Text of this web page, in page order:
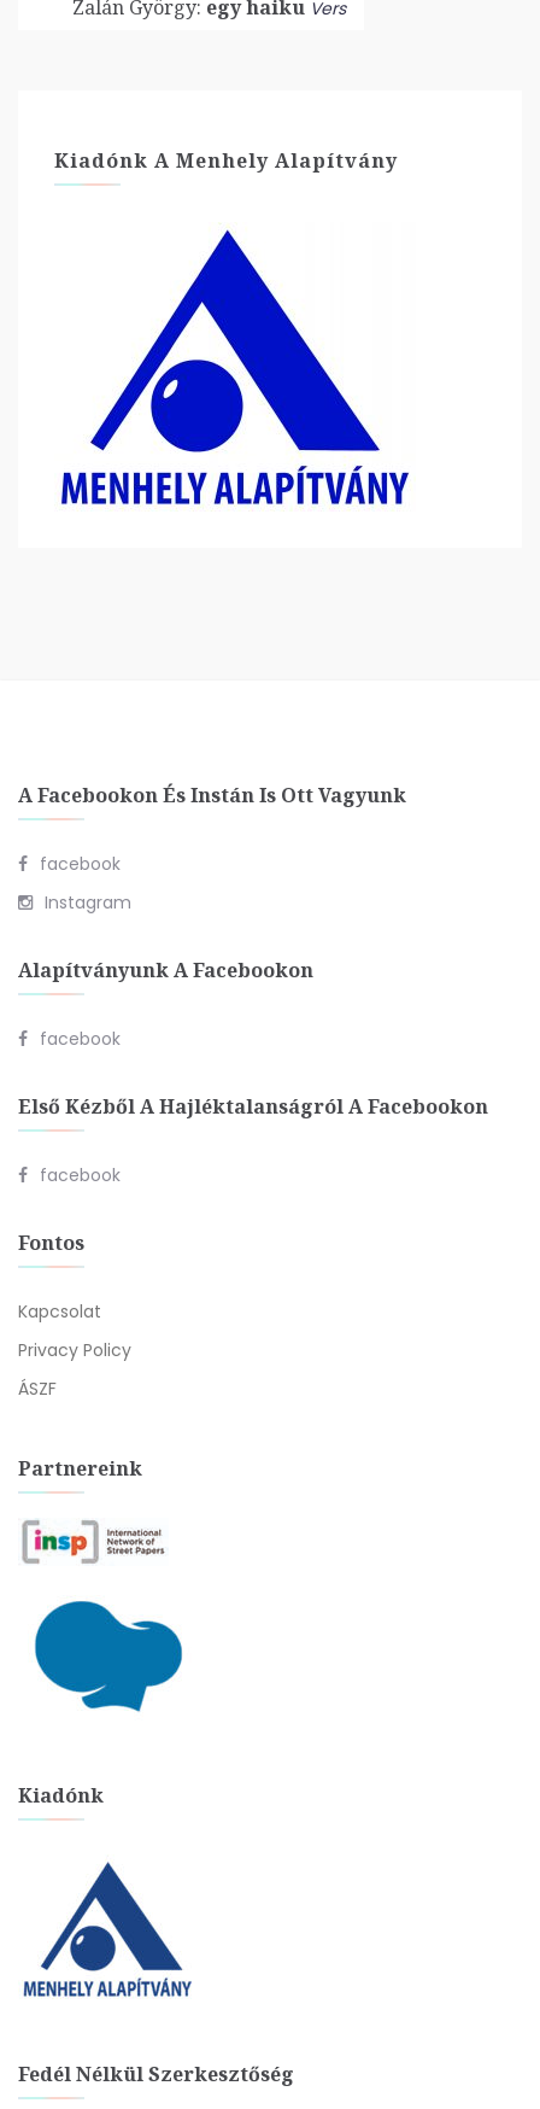
Zalán György: egy haiku Vers
Kiadónk A Menhely Alapítvány
A Facebookon És Instán Is Ott Vagyunk
facebook
Instagram
Alapítványunk A Facebookon
facebook
Első Kézből A Hajléktalanságról A Facebookon
facebook
Fontos
Kapcsolat
Privacy Policy
ÁSZF
Partnereink
Kiadónk
Fedél Nélkül Szerkesztőség